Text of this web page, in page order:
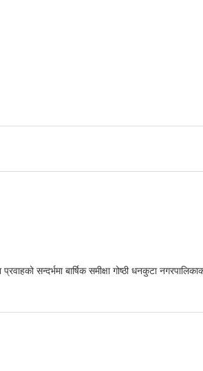
सन्दर्भमा बार्षिक समीक्षा गोष्ठी धनकुटा